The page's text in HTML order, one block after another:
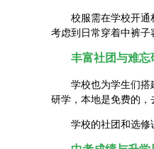
校服需在学校开通权
考虑到日常穿着中裤子
丰富社团与难忘
学校也为学生们搭建
研学，本地是免费的，
学校的社团和选修课